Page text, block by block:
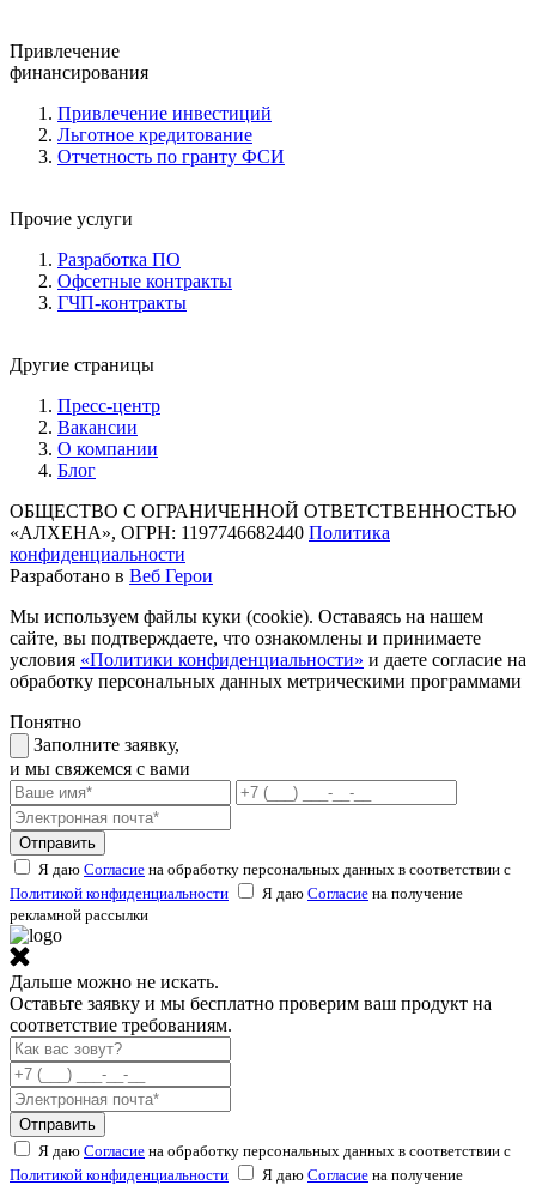
Привлечение
финансирования
Привлечение инвестиций
Льготное кредитование
Отчетность по гранту ФСИ
Прочие услуги
Разработка ПО
Офсетные контракты
ГЧП-контракты
Другие страницы
Пресс-центр
Вакансии
О компании
Блог
ОБЩЕСТВО С ОГРАНИЧЕННОЙ ОТВЕТСТВЕННОСТЬЮ
«АЛХЕНА», ОГРН: 1197746682440 Политика
конфиденциальности
Разработано в Веб Герои
Мы используем файлы куки (cookie). Оставаясь на нашем
сайте, вы подтверждаете, что ознакомлены и принимаете
условия «Политики конфиденциальности» и даете согласие на
обработку персональных данных метрическими программами
Понятно
Заполните заявку,
и мы свяжемся с вами
Отправить
Я даю Согласие на обработку персональных данных в соответствии с
Политикой конфиденциальности
Я даю Согласие на получение
рекламной рассылки
Дальше можно не искать.
Оставьте заявку и мы бесплатно проверим ваш продукт на
соответствие требованиям.
Отправить
Я даю Согласие на обработку персональных данных в соответствии с
Политикой конфиденциальности
Я даю Согласие на получение